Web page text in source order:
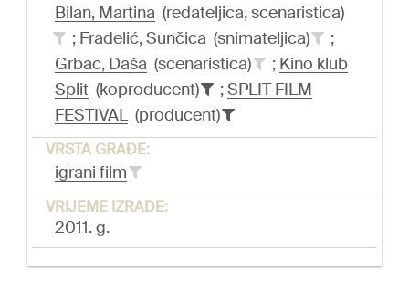
Bilan, Martina (redateljica, scenaristica)
; Fradelić, Sunčica (snimateljica)
;
Grbac, Daša (scenaristica) ; Kino klub
Split (koproducent) ;SPLIT FILM
FESTIVAL(producent)
VRSTA GRAĐE:
igrani film
VRIJEME IZRADE:
2011. g.